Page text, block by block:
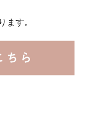
ます。